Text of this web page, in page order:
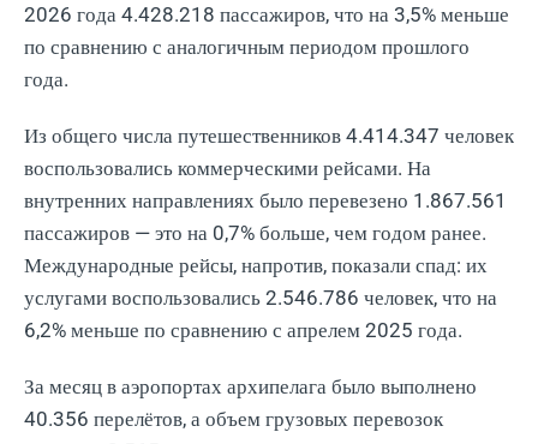
2026 года 4.428.218 пассажиров, что на 3,5% меньше
по сравнению с аналогичным периодом прошлого
года.
Из общего числа путешественников 4.414.347 человек
воспользовались коммерческими рейсами. На
внутренних направлениях было перевезено 1.867.561
пассажиров — это на 0,7% больше, чем годом ранее.
Международные рейсы, напротив, показали спад: их
услугами воспользовались 2.546.786 человек, что на
6,2% меньше по сравнению с апрелем 2025 года.
За месяц в аэропортах архипелага было выполнено
40.356 перелётов, а объем грузовых перевозок